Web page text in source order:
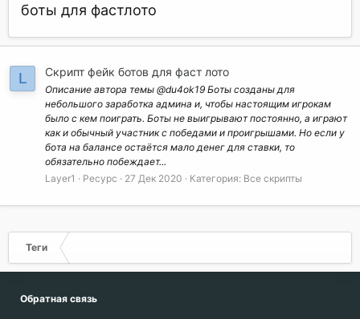
боты для фастлото
L Скрипт фейк ботов для фаст лото
Описание автора темы @du4ok19 Боты созданы для
небольшого заработка админа и, чтобы настоящим игрокам
было с кем поиграть. Боты не выигрывают постоянно, а играют
как и обычный участник с победами и проигрышами. Но если у
бота на балансе остаётся мало денег для ставки, то
обязательно побеждает...
Layer1
Ресурс 27 Дек 2020 Категория: Все скрипты
Теги
Обратная связь